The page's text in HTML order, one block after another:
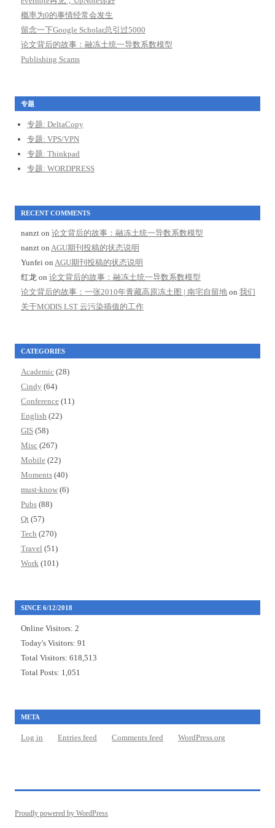
概率为0的事情经常会发生
留念一下Google Scholar总引过5000
论文背后的故事：融冻土统一导数系数模型
Publishing Scams
专题
专题: DeltaCopy
专题: VPS/VPN
专题: Thinkpad
专题: WORDPRESS
RECENT COMMENTS
nanzt on 论文背后的故事：融冻土统一导数系数模型
nanzt on AGU期刊投稿的状态说明
Yunfei on AGU期刊投稿的状态说明
红龙 on 论文背后的故事：融冻土统一导数系数模型
论文背后的故事：一张2010年青藏高原冻土图 | 南宅自留地 on 我们
关于MODIS LST 云污染插值的工作
CATEGORIES
Academic (28)
Cindy (64)
Conference (11)
English (22)
GIS (58)
Misc (267)
Mobile (22)
Moments (40)
must-know (6)
Pubs (88)
Qt (57)
Tech (270)
Travel (51)
Work (101)
SINCE 6/12/2018
Online Visitors: 2
Today's Visitors: 91
Total Visitors: 618,513
Total Posts: 1,051
META
Log in Entries feed Comments feed WordPress.org
Proudly powered by WordPress